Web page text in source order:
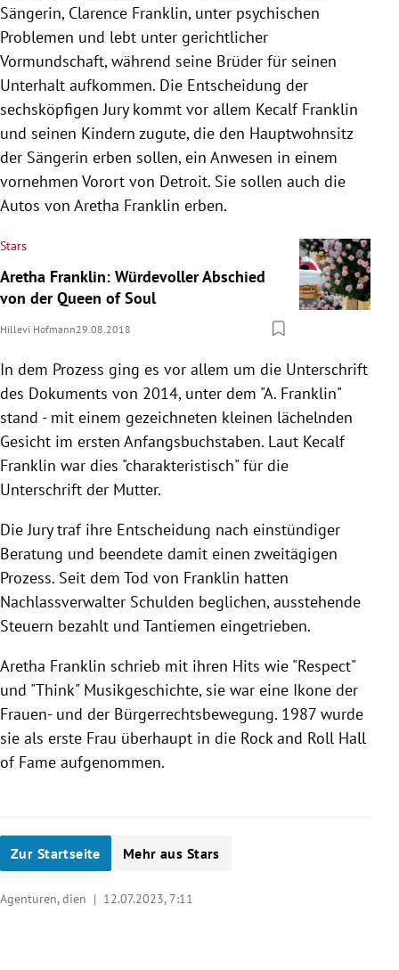
Sängerin, Clarence Franklin, unter psychischen
Problemen und lebt unter gerichtlicher
Vormundschaft, während seine Brüder für seinen
Unterhalt aufkommen. Die Entscheidung der
sechsköpfigen Jury kommt vor allem Kecalf Franklin
und seinen Kindern zugute, die den Hauptwohnsitz
der Sängerin erben sollen, ein Anwesen in einem
vornehmen Vorort von Detroit. Sie sollen auch die
Autos von Aretha Franklin erben.
Stars
Aretha Franklin: Würdevoller Abschied
von der Queen of Soul
Hillevi Hofmann29.08.2018
In dem Prozess ging es vor allem um die Unterschrift
des Dokuments von 2014, unter dem "A. Franklin"
stand - mit einem gezeichneten kleinen lächelnden
Gesicht im ersten Anfangsbuchstaben. Laut Kecalf
Franklin war dies "charakteristisch" für die
Unterschrift der Mutter.
Die Jury traf ihre Entscheidung nach einstündiger
Beratung und beendete damit einen zweitägigen
Prozess. Seit dem Tod von Franklin hatten
Nachlassverwalter Schulden beglichen, ausstehende
Steuern bezahlt und Tantiemen eingetrieben.
Aretha Franklin schrieb mit ihren Hits wie "Respect"
und "Think" Musikgeschichte, sie war eine Ikone der
Frauen- und der Bürgerrechtsbewegung. 1987 wurde
sie als erste Frau überhaupt in die Rock and Roll Hall
of Fame aufgenommen.
Zur Startseite Mehr aus Stars
Agenturen, dien | 12.07.2023, 7:11